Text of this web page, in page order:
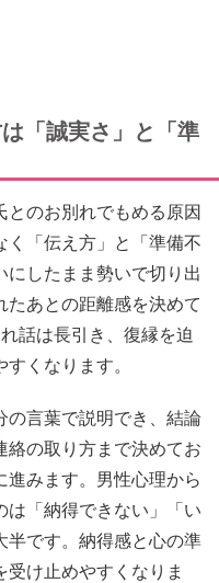
「誠実さ」と「準
のお別れでもめる原因
く「伝え方」と「準備不
にしたまま勢いで切り出
たあとの距離感を決めて
話は長引き、復縁を迫
くなります。
の言葉で説明でき、結論
絡の取り方まで決めてお
進みます。男性心理から
は「納得できない」「い
半です。納得感と心の準
け止めやすくなりま